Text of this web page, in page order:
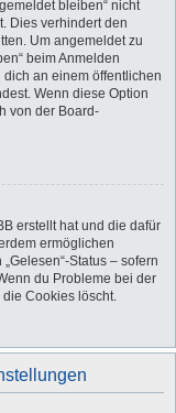
bleiben“ nicht
Dies verhindert den
Um angemeldet zu
beim Anmelden
an einem öffentlichen
Wenn diese Option
von der Board-
erstellt hat und die dafür
ermöglichen
Status – sofern
du Probleme bei der
Cookies löscht.